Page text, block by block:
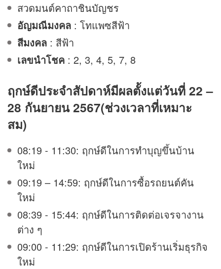
สวดมนต์คาถาชินบัญชร
อัญมณีมงคล : โทแพซสีฟ้า
สีมงคล : สีฟ้า
เลขนำโชค : 2, 3, 4, 5, 7, 8
ฤกษ์ดีประจำสัปดาห์มีผลตั้งแต่วันที่ 22 –
28 กันยายน 2567(ช่วงเวลาที่เหมาะ
สม)
08:19 - 11:30: ฤกษ์ดีในการทำบุญขึ้นบ้าน
ใหม่
09:19 – 14:59: ฤกษ์ดีในการซื้อรถยนต์คัน
ใหม่
08:39 - 15:44: ฤกษ์ดีในการติดต่อเจรจางาน
ต่าง ๆ
09:00 - 11:29: ฤกษ์ดีในการเปิดร้านเริ่มธุรกิจ
ใหม่